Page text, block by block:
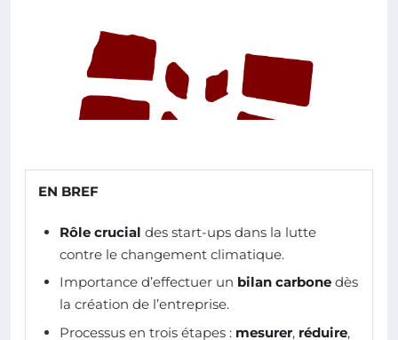
EN BREF
Rôle crucial des start-ups dans la lutte
contre le changement climatique.
Importance d’effectuer un bilan carbone dès
la création de l’entreprise.
Processus en trois étapes : mesurer, réduire,